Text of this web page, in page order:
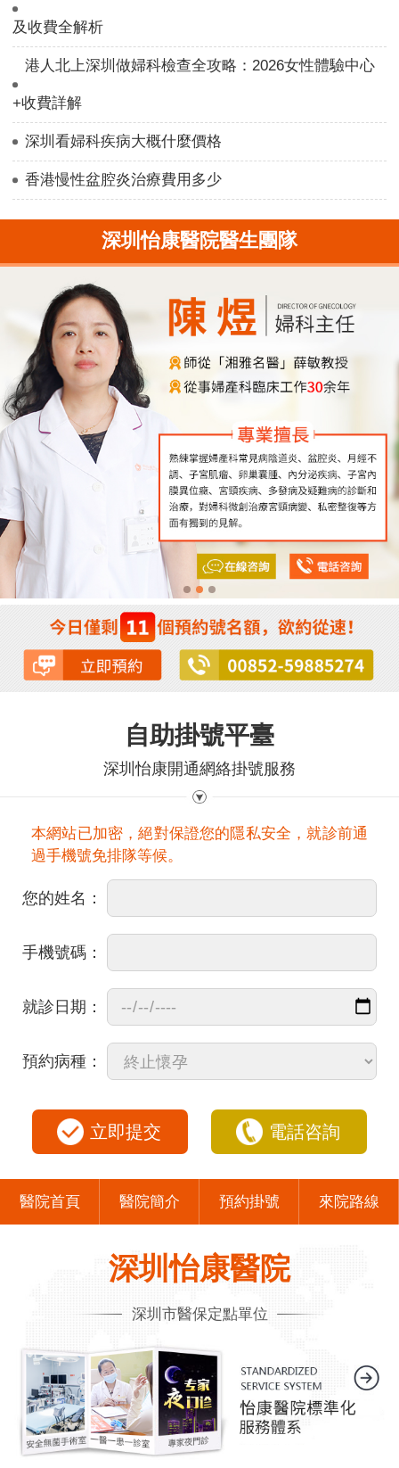
及收費全解析
港人北上深圳做婦科檢查全攻略：2026女性體驗中心
+收費詳解
深圳看婦科疾病大概什麼價格
香港慢性盆腔炎治療費用多少
深圳怡康醫院醫生團隊
自助掛號平臺
深圳怡康開通網絡掛號服務
本網站已加密，絕對保證您的隱私安全，就診前通
過手機號免排隊等候。
您的姓名：
手機號碼：
就診日期：
預約病種：
立即提交 電話咨詢
醫院首頁 醫院簡介 預約掛號 來院路線
深圳怡康醫院
深圳市醫保定點單位